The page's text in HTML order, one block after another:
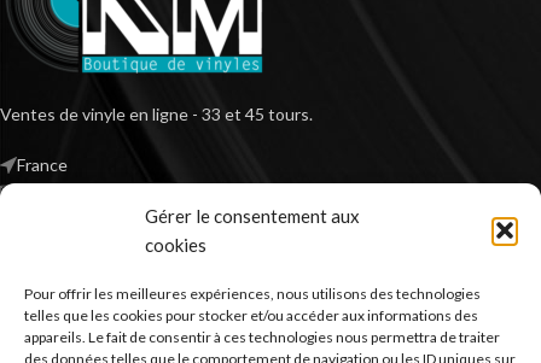
Gérer le consentement aux
cookies
Pour offrir les meilleures expériences, nous utilisons des technologies
telles que les cookies pour stocker et/ou accéder aux informations des
appareils. Le fait de consentir à ces technologies nous permettra de traiter
des données telles que le comportement de navigation ou les ID uniques sur
Ventes de vinyle en ligne - 33 et 45 tours.
France
*TVA non applicable – article 293 B du CGI